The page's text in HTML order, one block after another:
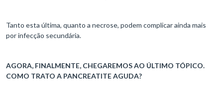
Tanto esta última, quanto a necrose, podem complicar ainda mais
por infecção secundária.
AGORA, FINALMENTE, CHEGAREMOS AO ÚLTIMO TÓPICO.
COMO TRATO A PANCREATITE AGUDA?